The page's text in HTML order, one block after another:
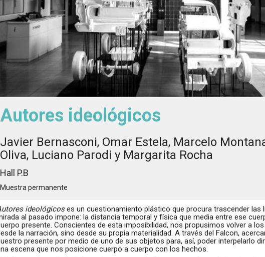
Autores ideológicos
Javier Bernasconi, Omar Estela, Marcelo
Oliva, Luciano Parodi y Margarita Rocha
Hall P.B
Muestra permanente
ideológicoses un cuestionamiento plástico que procura trascender las
al pasado impone: la distancia temporal y física que media entre ese
presente. Conscientes de esta imposibilidad, nos propusimos volver a
la narración, sino desde su propia materialidad. A través del Falcon,
presente por medio de uno de sus objetos para, así, poder interpelarlo
escena que nos posicione cuerpo a cuerpo con los hechos.